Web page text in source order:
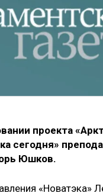
проекта
сегодня»
Юшков.